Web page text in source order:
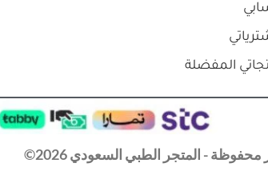
المفضلة
- المتجر الطبي السعودي 2026©